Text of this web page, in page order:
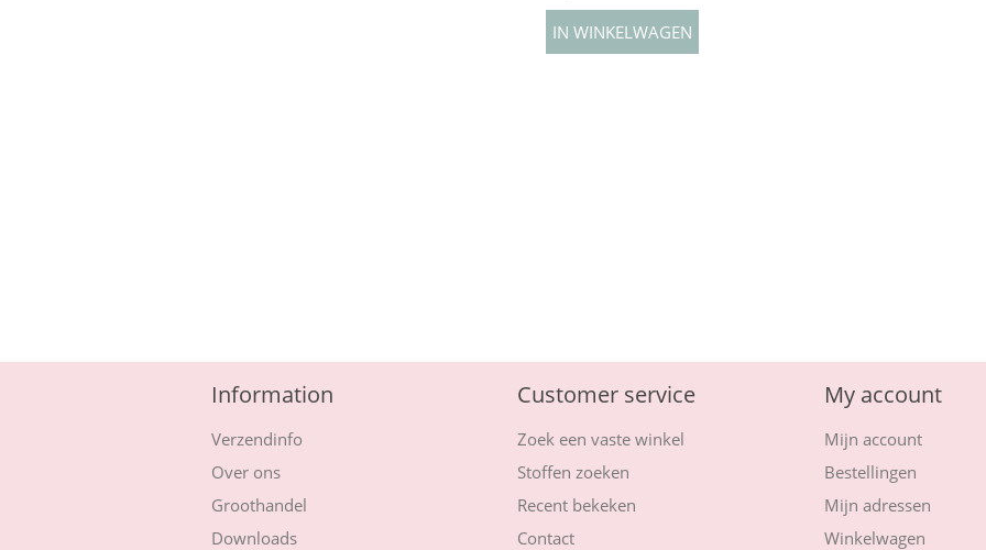
Information
Verzendinfo
Over ons
Groothandel
Downloads
Customer service
Zoek een vaste winkel
Stoffen zoeken
Recent bekeken
Contact
My account
Mijn account
Bestellingen
Mijn adressen
Winkelwagen